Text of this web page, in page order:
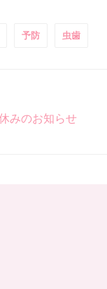
予防 虫歯
みのお知らせ